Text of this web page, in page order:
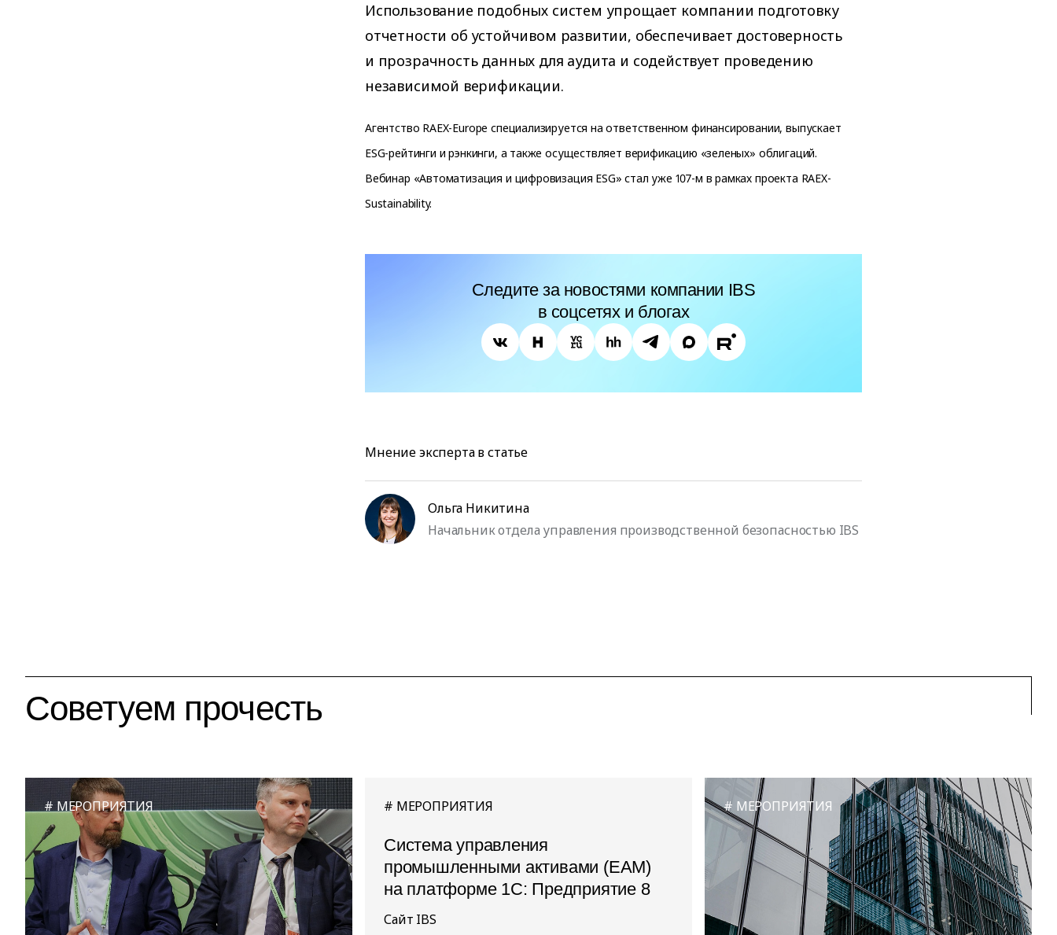
Использование подобных систем упрощает компании подготовку
отчетности об устойчивом развитии, обеспечивает достоверность
и прозрачность данных для аудита и содействует проведению
независимой верификации.
Агентство RAEX-Europe специализируется на ответственном финансировании, выпускает
ESG-рейтинги и рэнкинги, а также осуществляет верификацию «зеленых» облигаций.
Вебинар «Автоматизация и цифровизация ESG» стал уже 107-м в рамках проекта RAEX-
Sustainability.
Следите за новостями компании IBS
в соцсетях и блогах
Мнение эксперта в статье
Ольга Никитина
Начальник отдела управления производственной безопасностью IBS
Советуем прочесть
МЕРОПРИЯТИЯ МЕРОПРИЯТИЯ
Система управления
промышленными активами (EAM)
на платформе 1С: Предприятие 8
Сайт IBS
МЕРОПРИЯТИЯ